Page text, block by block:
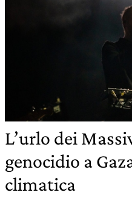
L’urlo dei
genocidio a
climatica